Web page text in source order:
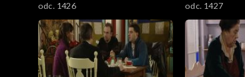
odc. 1426 odc. 1427